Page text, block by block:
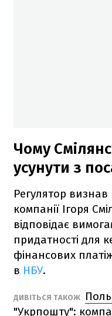
Чому
усунути з
Регулятор
компанії Ігоря
відповідає
придатності для
фінансових
в НБУ.
ДИВІТЬСЯ ТАКОЖ
"Укрпошту":